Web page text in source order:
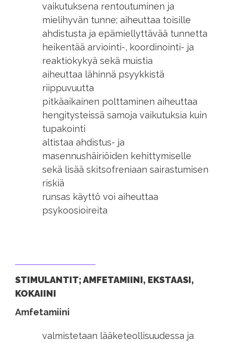
vaikutuksena rentoutuminen ja
mielihyvän tunne; aiheuttaa toisille
ahdistusta ja epämiellyttävää tunnetta
heikentää arviointi-, koordinointi- ja
reaktiokykyä sekä muistia
aiheuttaa lähinnä psyykkistä
riippuvuutta
pitkäaikainen polttaminen aiheuttaa
hengitysteissä samoja vaikutuksia kuin
tupakointi
altistaa ahdistus- ja
masennushäiriöiden kehittymiselle
sekä lisää skitsofreniaan sairastumisen
riskiä
runsas käyttö voi aiheuttaa
psykoosioireita
STIMULANTIT; AMFETAMIINI, EKSTAASI,
KOKAIINI
Amfetamiini
valmistetaan lääketeollisuudessa ja